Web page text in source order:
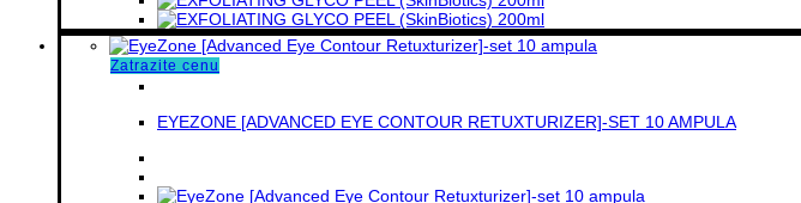
Zatrazite cenu
EYEZONE [ADVANCED EYE CONTOUR RETUXTURIZER]-SET 10 AMPULA